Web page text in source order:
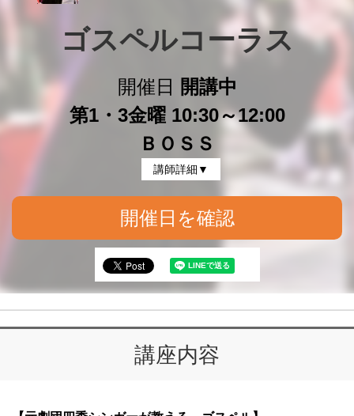
ゴスペルコーラス
開催日
開講中
第1・3金曜 10:30～12:00
ＢＯＳＳ
講師詳細▼
開催日を確認
講座内容